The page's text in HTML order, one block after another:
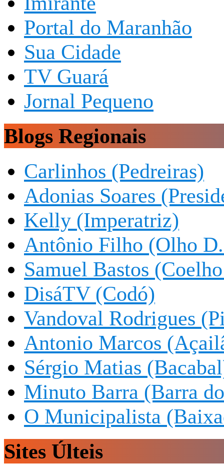
Portal do Maranhão
Sua Cidade
TV Guará
Jornal Pequeno
Blogs Regionais
Carlinhos (Pedreiras)
Adonias Soares
Kelly (Imperatriz)
Antônio Filho (Olho D.
Samuel Bastos
DisáTV (Codó)
Vandoval Rodrigues
Antonio Marcos
Sérgio Matias
Minuto Barra (Barra
O Municipalista
Sites Últeis